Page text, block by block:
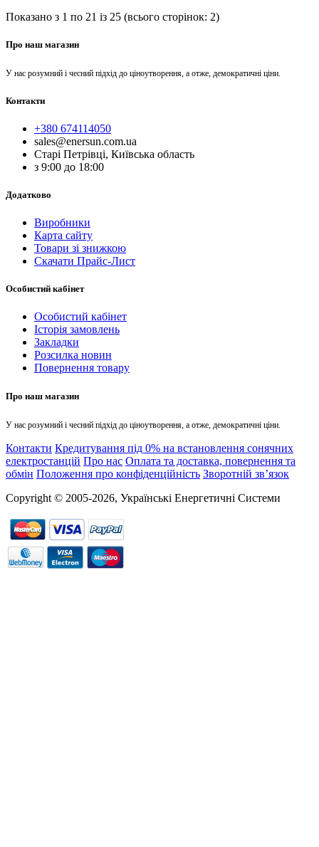
Показано з 1 по 21 із 25 (всього сторінок: 2)
Про наш магазин
У нас розумний і чесний підхід до ціноутворення, а отже, демократичні ціни.
Контакти
+380 674114050
sales@enersun.com.ua
Старі Петрівці, Київська область
з 9:00 до 18:00
Додатково
Виробники
Карта сайту
Товари зі знижкою
Скачати Прайс-Лист
Особистий кабінет
Особистий кабінет
Історія замовлень
Закладки
Розсилка новин
Повернення товару
Про наш магазин
У нас розумний і чесний підхід до ціноутворення, а отже, демократичні ціни.
Контакти Кредитування під 0% на встановлення сонячних
електростанцій Про нас Оплата та доставка, повернення та
обмін Положення про конфіденційність Зворотній зв’язок
Copyright © 2005-2026, Українські Енергетичні Системи